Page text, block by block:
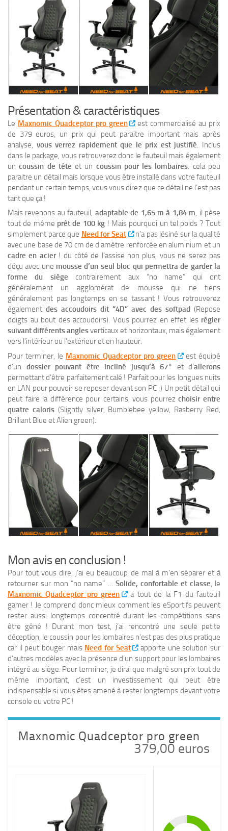
Présentation & caractéristiques
Le Maxnomic Quadceptor pro green
est commercialisé au prix
de 379 euros, un prix qui peut paraitre important mais après
analyse, vous verrez rapidement que le prix est justifié. Inclus
dans le package, vous retrouverez donc le fauteuil mais également
uncoussin de tête et un coussin pour les lombaires. cela peu
paraitre un détail mais lorsque vous être installé dans votre fauteuil
pendant un certain temps, vous vous direz que ce détail ne l’est pas
tant que ça !
Mais revenons au fauteuil, adaptable de 1,65 m à 1,84 m, il pèse
tout de même prêt de 100 kg ! Mais pourquoi un tel poids ? Tout
simplement parce que Need for Seat
n’a pas lésiné sur la qualité
avec une base de 70 cm de diamètre renforcée en aluminium et un
cadre en acier! du côté de l’assise non plus, vous ne serez pas
déçu avec une mousse d’un seul bloc qui permettra de garder la
forme du siège contrairement aux “no name” qui ont
généralement un agglomérat de mousse qui ne tiens
généralement pas longtemps en se tassant ! Vous retrouverez
également des accoudoirs dit “4D” avec des softpad (Repose
doigts au bout des accoudoirs). Vous pourrez en effet les régler
suivant différents anglesverticaux et horizontaux, mais également
vers l’intérieur ou l’extérieur et en hauteur.
Pour terminer, le Maxnomic Quadceptor pro green
est équipé
d’un dossier pouvant être incliné jusqu’à 67° et d’ailerons
permettant d’être parfaitement calé ! Parfait pour les longues nuits
en LAN pour pouvoir se reposer devant son PC ;) Un petit détail qui
peut faire la différence pour certains, vous pourrezchoisir entre
quatre caloris(Slightly silver, Bumblebee yellow, Rasberry Red,
Brilliant Blue et Alien green).
Mon avis en conclusion !
Pour tout vous dire, j’ai eu beaucoup de mal à m’en séparer et à
retourner sur mon “no name” … Solide, confortable et classe, le
Maxnomic Quadceptor pro green
a tout de la F1 du fauteuil
gamer ! Je comprend donc mieux comment les eSportifs peuvent
rester aussi longtemps concentré durant les compétitions sans
être gêné ! Durant mon test, j’ai rencontré une seule petite
déception, le coussin pour les lombaires n’est pas des plus pratique
car il peut bouger mais Need for Seat
apporte une solution sur
d’autres modèles avec la présence d’un support pour les lombaires
intégré au siège. Pour terminer, je dirai que malgré son prix tout de
même important, c’est un investissement qui peut être
indispensable si vous êtes amené à rester longtemps devant votre
console ou votre PC !
Maxnomic Quadceptor pro green
379,00 euros